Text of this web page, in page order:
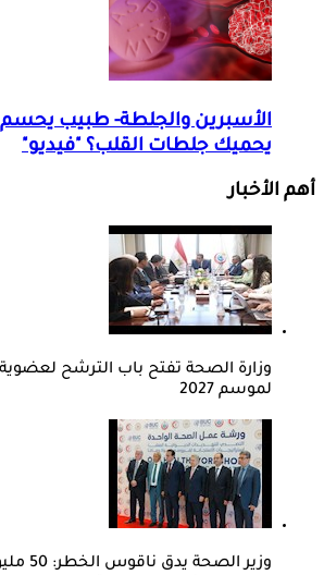
الأسبرين والجلطة- طبيب
يحميك جلطات القلب؟ "فيديو"
أهم الأخبار
وزارة الصحة تفتح باب الترشح
لموسم 2027
وزير